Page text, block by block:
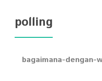
polling
bagaimana-dengan-